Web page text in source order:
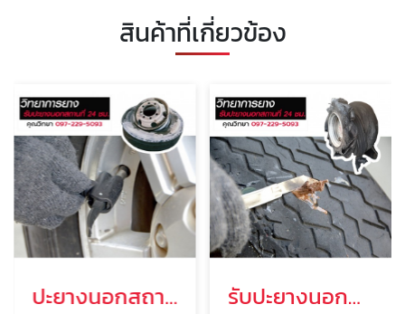
สินค้าที่เกี่ยวข้อง
ปะยางนอกสถานที่24ชั่วโมง อยุธยา รับปะยางนอกสถานที่ 24 ชั่วโมง คลองหลวง